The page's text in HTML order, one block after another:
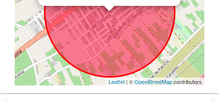
Leaflet | ©OpenStreetMapcontributors